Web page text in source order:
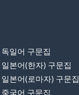
독일어 구문집
일본어(한자) 구문집
일본어(로마자) 구문집
중국어 구문집